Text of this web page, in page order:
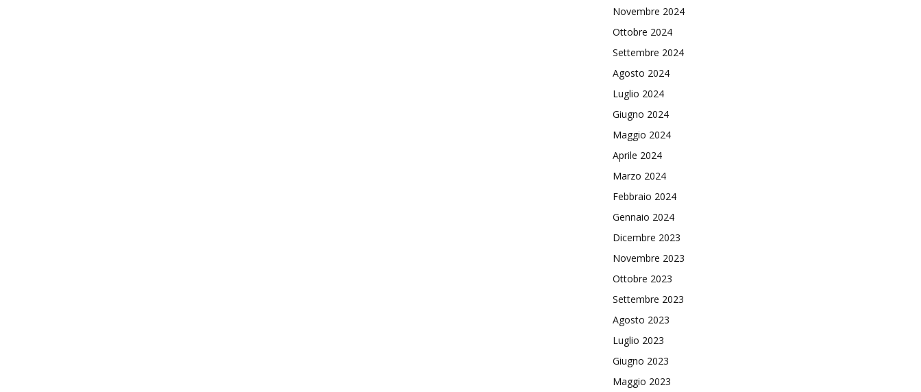
Novembre 2024
Ottobre 2024
Settembre 2024
Agosto 2024
Luglio 2024
Giugno 2024
Maggio 2024
Aprile 2024
Marzo 2024
Febbraio 2024
Gennaio 2024
Dicembre 2023
Novembre 2023
Ottobre 2023
Settembre 2023
Agosto 2023
Luglio 2023
Giugno 2023
Maggio 2023